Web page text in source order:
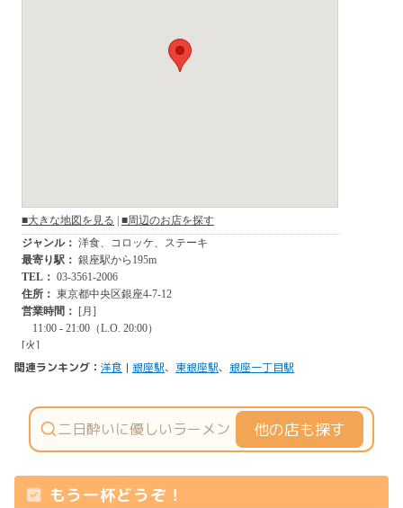
関連ランキング： 洋食 | 銀座駅、 東銀座駅、 銀座一丁目駅
他の店も探す
もう一杯どうぞ！